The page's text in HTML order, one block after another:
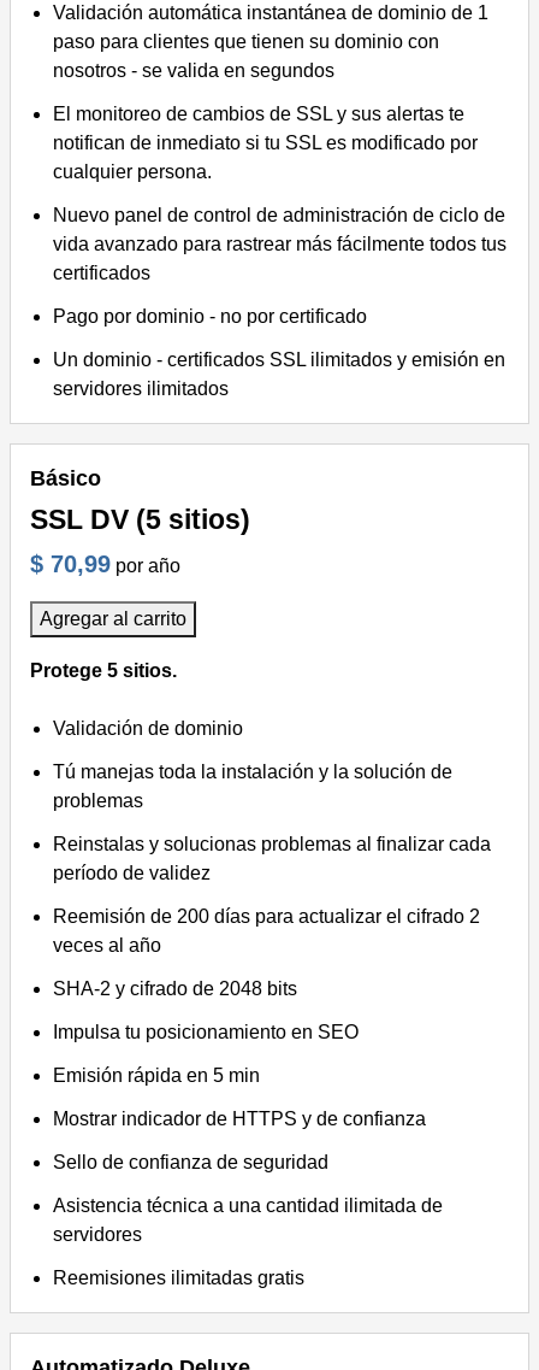
Validación automática instantánea de dominio de 1
paso para clientes que tienen su dominio con
nosotros - se valida en segundos
El monitoreo de cambios de SSL y sus alertas te
notifican de inmediato si tu SSL es modificado por
cualquier persona.
Nuevo panel de control de administración de ciclo de
vida avanzado para rastrear más fácilmente todos tus
certificados
Pago por dominio - no por certificado
Un dominio - certificados SSL ilimitados y emisión en
servidores ilimitados
Básico
SSL DV (5 sitios)
$ 70,99 por año
Agregar al carrito
Protege 5 sitios.
Validación de dominio
Tú manejas toda la instalación y la solución de
problemas
Reinstalas y solucionas problemas al finalizar cada
período de validez
Reemisión de 200 días para actualizar el cifrado 2
veces al año
SHA-2 y cifrado de 2048 bits
Impulsa tu posicionamiento en SEO
Emisión rápida en 5 min
Mostrar indicador de HTTPS y de confianza
Sello de confianza de seguridad
Asistencia técnica a una cantidad ilimitada de
servidores
Reemisiones ilimitadas gratis